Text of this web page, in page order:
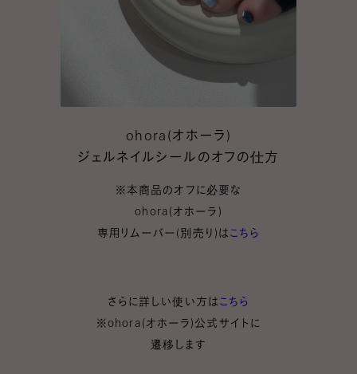
ohora(オホーラ)
ジェルネイルシールのオフの仕方
※本商品のオフに必要な
ohora(オホーラ)
専用リムーバー(別売り)は こちら
さらに詳しい使い方は こちら
※ohora(オホーラ)公式サイトに
遷移します